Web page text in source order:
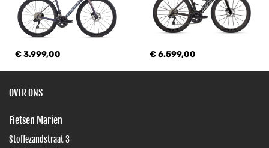
€ 3.999,00 € 6.599,00
OVER ONS
Fietsen Marien
Stoffezandstraat 3